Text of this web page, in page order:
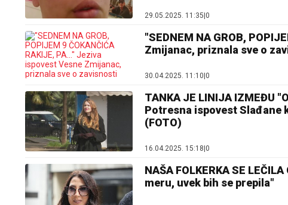
29.05.2025. 11:35|0
"SEDNEM NA GROB,
Zmijanac, priznala sve o
30.04.2025. 11:10|0
TANKA JE LINIJA IZMEĐU
Potresna ispovest Slađane
(FOTO)
16.04.2025. 15:18 0
NAŠA FOLKERKA SE
meru, uvek bih se prepila"